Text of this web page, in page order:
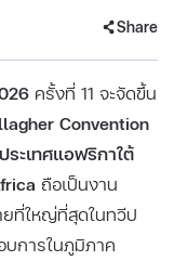
Share
ครั้งที่ 11 จะจัดขึ้น
Convention
ะเทศแอฟริกาใต้
ถือเป็นงาน
ที่ใหญ่ที่สุดในทวีป
การในภูมิภาค